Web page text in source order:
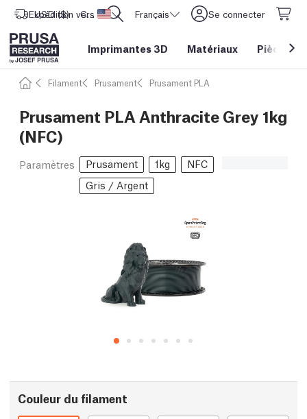
Expédition vers Etats-Unis d'Amérique
USD ($) CORE One L: Maintenant en stock ! Français Se connecter
Imprimantes 3D Matériaux Pièces&
Filament Prusament Prusament PLA
Prusament PLA Anthracite Grey 1kg
(NFC)
Paramètres Prusament 1kg
NFC
Gris / Argent
Couleur du filament